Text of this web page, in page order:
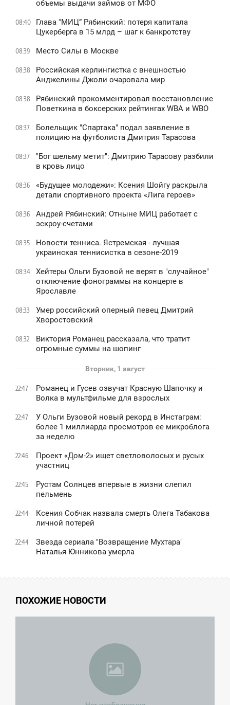
объемы выдачи займов от МФО
08:40
Глава “МИЦ” Рябинский: потеря капитала
Цукерберга в 15 млрд – шаг к банкротству
08:39 Место Силы в Москве
08:38
Российская керлингистка с внешностью
Анджелины Джоли очаровала мир
08:38
Рябинский прокомментировал восстановление
Поветкина в боксерских рейтингах WBA и WBO
08:37
Болельщик "Спартака" подал заявление в
полицию на футболиста Дмитрия Тарасова
08:37
"Бог шельму метит": Дмитрию Тарасову разбили
в кровь лицо
08:36
«Будущее молодежи»: Ксения Шойгу раскрыла
детали спортивного проекта «Лига героев»
08:36
Андрей Рябинский: Отныне МИЦ работает с
эскроу-счетами
08:35
Новости тенниса. Ястремская - лучшая
украинская теннисистка в сезоне-2019
08:34
Хейтеры Ольги Бузовой не верят в "случайное"
отключение фонограммы на концерте в
Ярославле
08:33
Умер российский оперный певец Дмитрий
Хворостовский
08:32
Виктория Романец рассказала, что тратит
огромные суммы на шопинг
Вторник, 1 август
22:47
Романец и Гусев озвучат Красную Шапочку и
Волка в мультфильме для взрослых
22:47
У Ольги Бузовой новый рекорд в Инстаграм:
более 1 миллиарда просмотров ее микроблога
за неделю
22:46
Проект «Дом-2» ищет светловолосых и русых
участниц
22:45
Рустам Солнцев впервые в жизни слепил
пельмень
22:44
Ксения Собчак назвала смерть Олега Табакова
личной потерей
22:44
Звезда сериала "Возвращение Мухтара"
Наталья Юнникова умерла
ПОХОЖИЕ НОВОСТИ